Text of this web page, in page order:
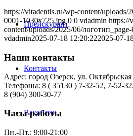
Прейскурант
Контакты
Вакансии
https://vitadentis.ru/wp-content/uploads/
0001-1030x725.jpg 0 0 vdadmin https://
content/uploads/2025/06/
vdadmin2025-07-18 12:20:222025-07-
Наши контакты
Адрес: город Озерск, ул.
Телефоны: 8 ( 35130 ) 7-32-52, 7-52-32,
8 (904) 300-30-77
Часы работы
Пн.-Пт.: 9:00-21:00